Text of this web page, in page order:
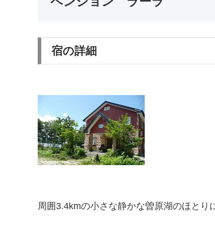
宿の詳細
周囲3.4kmの小さな静かな曽原湖のほとり